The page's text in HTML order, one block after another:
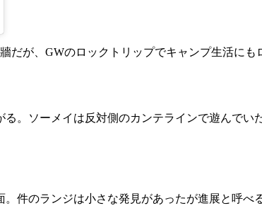
が、GWのロックトリップでキャンプ生活にも
。ソーメイは反対側のカンテラインで遊んでい
件のランジは小さな発見があったが進展と呼べ